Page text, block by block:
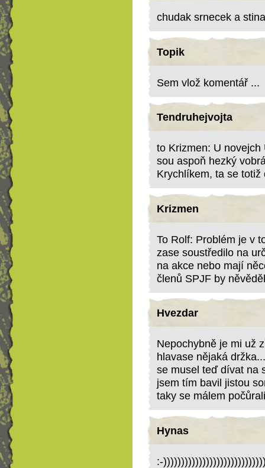
chudak srnecek a
Topik
Sem vlož komentář ...
Tendruhejvojta
to Krizmen: U
sou aspoň hezký
Krychlíkem, ta se
Krizmen
To Rolf: Problém je v
zase soustředilo na
na akce nebo mají
členů SPJF by
Hvezdar
Nepochybně je mi už
hlavase nějaká
se musel teď dívat na
jsem tím bavil jistou
taky se málem
Hynas
:-